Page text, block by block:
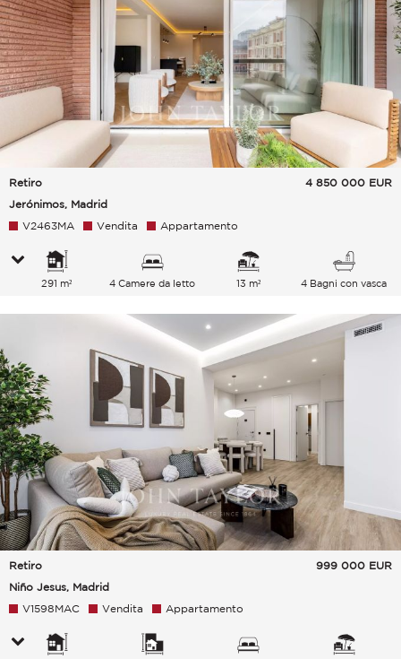
Retiro
Jerónimos, Madrid
4 850 000 EUR
V2463MA Vendita Appartamento
291 m² 4 Camere da letto 13 m² 4 Bagni con vasca
Retiro
Niño Jesus, Madrid
999 000 EUR
V1598MAC Vendita Appartamento